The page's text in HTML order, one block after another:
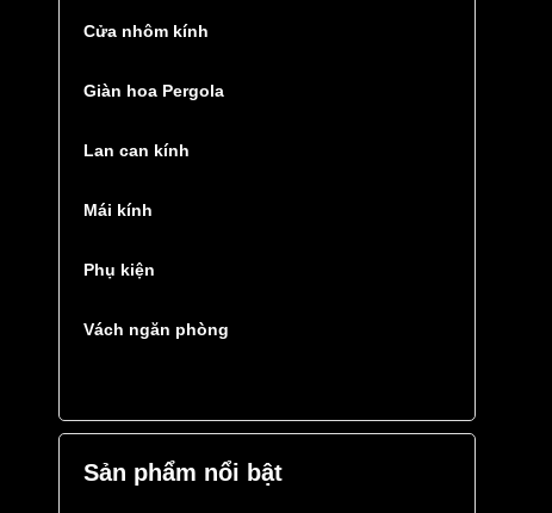
Cửa nhôm kính
Giàn hoa Pergola
Lan can kính
Mái kính
Phụ kiện
Vách ngăn phòng
Sản phẩm nổi bật